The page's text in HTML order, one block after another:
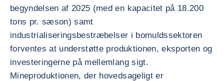
begyndelsen af 2025 (med en kapacitet på 18.200
tons pr. sæson) samt
industrialiseringsbestræbelser i bomuldssektoren
forventes at understøtte produktionen, eksporten og
investeringerne på mellemlang sigt.
Mineproduktionen, der hovedsageligt er